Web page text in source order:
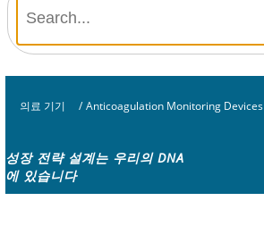
의료 기기 / Anticoagulation Monitoring
성장 전략 설계는 우리의 DNA
에 있습니다